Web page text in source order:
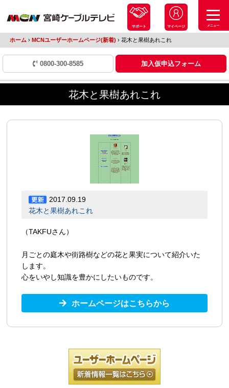
サポート マイページ メニュー
ホーム › MCNユーザーホームページ(新着) ›花木と果樹あれこれ
0800-300-8585 加入仮申込フォーム
花木と果樹あれこれ
2017.09.19
花木と果樹あれこれ
（TAKFUさん）
月ごとの庭木や街路樹などの花と果実について紹介いた
します。
心をいやし知識を豊かにしたいものです。
ホームページはこちらから